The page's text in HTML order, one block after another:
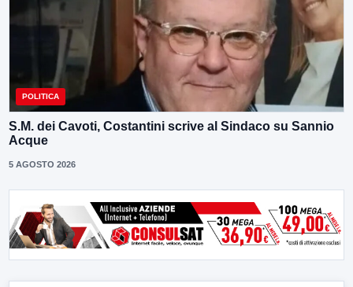
POLITICA
S.M. dei Cavoti, Costantini scrive al Sindaco su Sannio
Acque
5 AGOSTO 2026